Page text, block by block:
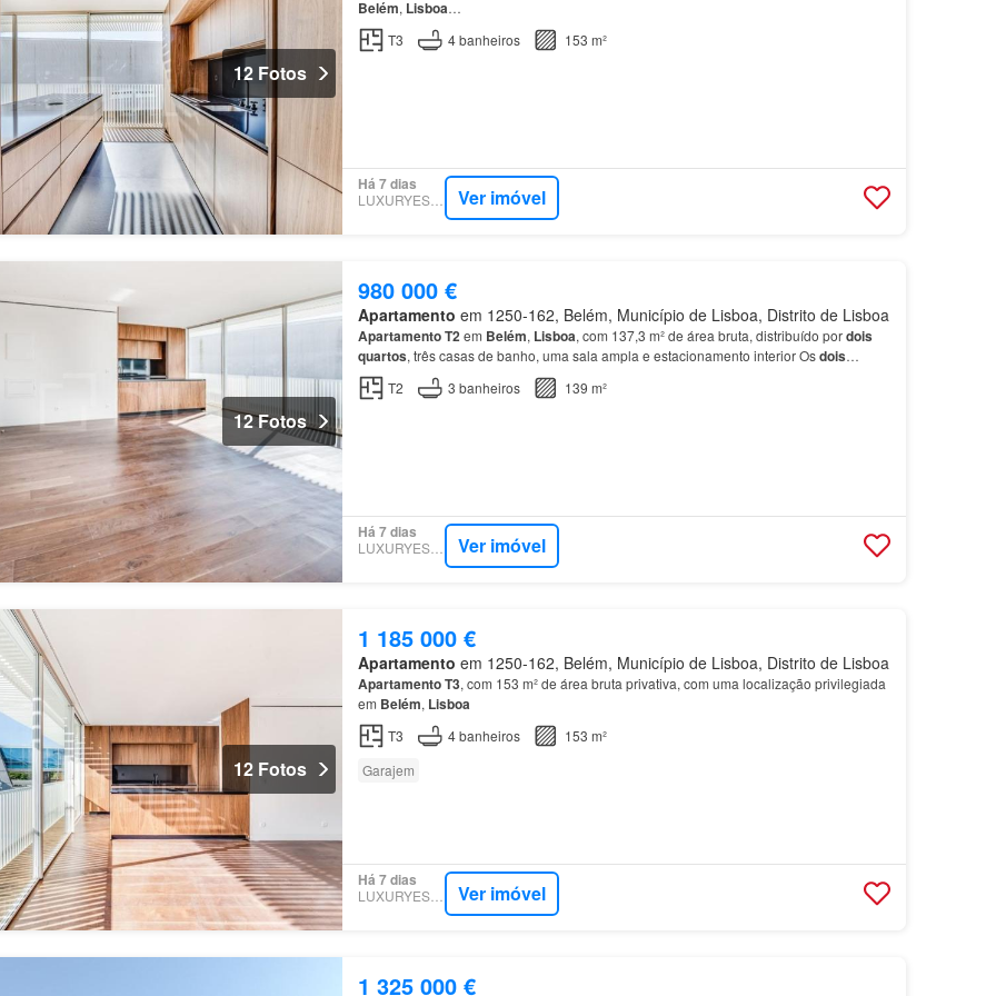
12 Fotos
Belém, Lisboa…
T3
4banheiros 153 m²
Há 7 dias
LUXURYESTATE Ver imóvel
12 Fotos
980 000 €
Apartamento em 1250-162, Belém, Município de Lisboa, Distrito de Lisboa
ApartamentoT2em Belém, Lisboa, com 137,3 m² de área bruta, distribuído pordois
quartos, três casas de banho, uma sala ampla e estacionamento interior Osdois
quartos
oferecem áreas generosas e bem distribuídas, com boa pri…
T2 3 banheiros 139 m²
Há 7 dias
LUXURYESTATE Ver imóvel
12 Fotos
1 185 000 €
Apartamento em 1250-162, Belém, Município de Lisboa, Distrito de Lisboa
ApartamentoT3, com 153 m² de área bruta privativa, com uma localização privilegiada
em Belém, Lisboa
T3 4banheiros
153 m²
Garajem
Há 7 dias
LUXURYESTATE Ver imóvel
1 325 000 €